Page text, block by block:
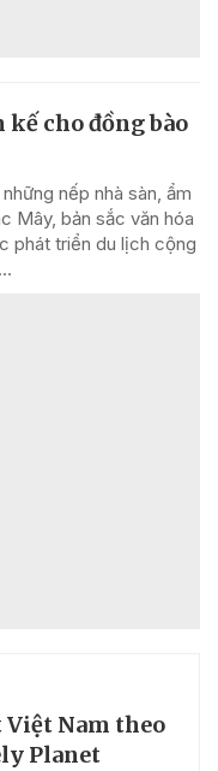
kế cho đồng bào
nếp nhà sàn, ẩm
Mây, bản sắc văn hóa
phát triển du lịch cộng
Việt Nam theo
Planet